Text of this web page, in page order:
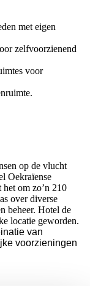
met eigen
zelfvoorzienend
voor
op de vlucht
Oekraïense
het om zo’n 210
over diverse
beheer. Hotel de
locatie geworden.
van
voorzieningen